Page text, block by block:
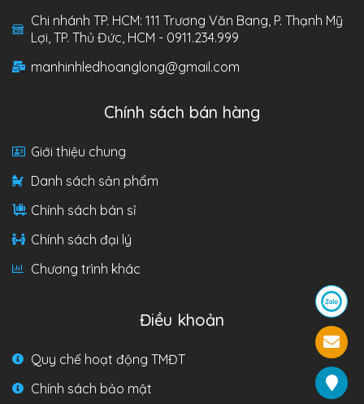
Chi nhánh TP. HCM: 111 Trương Văn Bang, P. Thạnh Mỹ
Lợi, TP. Thủ Đức, HCM - 0911.234.999
manhinhledhoanglong@gmail.com
Chính sách bán hàng
Giới thiệu chung
Danh sách sản phẩm
Chính sách bán sỉ
Chính sách đại lý
Chương trình khác
Điều khoản
Quy chế hoạt động TMĐT
Chính sách bảo mật